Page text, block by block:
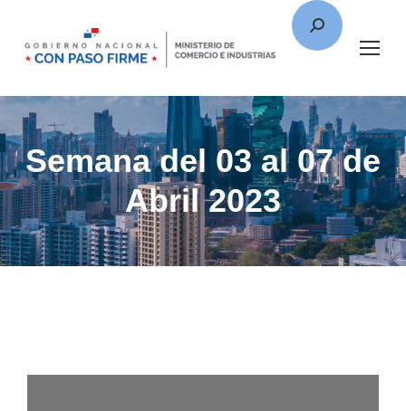
Semana del 03 al 07 de
Abril 2023